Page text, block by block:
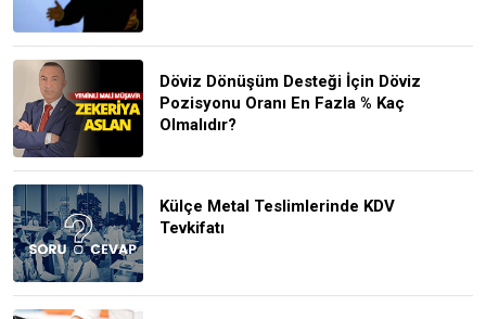
Döviz Dönüşüm Desteği İçin Döviz
Pozisyonu Oranı En Fazla % Kaç
Olmalıdır?
Külçe Metal Teslimlerinde KDV
Tevkifatı